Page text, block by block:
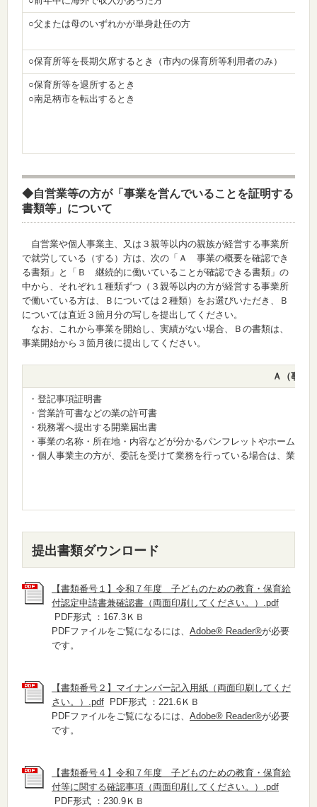
○父または母のいずれかが単身赴任の方
○保育所等を長期欠席するとき（市内の保育所等利用者のみ）
○保育所等を退所するとき
○南足柄市を転出するとき
◆自営業等の方が「事業を営んでいることを証明する
書類等」について
自営業や個人事業主、又は３親等以内の親族が経営する事業所
で就労している（する）方は、次の「Ａ 事業の概要を確認でき
る書類」と「Ｂ 継続的に働いていることが確認できる書類」の
中から、それぞれ１種類ずつ（３親等以内の方が経営する事業所
で働いている方は、Ｂについては２種類）をお選びいただき、Ｂ
については直近３箇月分の写しを提出してください。
なお、これから事業を開始し、実績がない場合、Ｂの書類は、
事業開始から３箇月後に提出してください。
Ａ（事業
・登記事項証明書
・営業許可書などの業の許可書
・税務署へ提出する開業届出書
・事業の名称・所在地・内容などが分かるパンフレットやホームペ
・個人事業主の方が、委託を受けて業務を行っている場合は、業務
提出書類ダウンロード
【書類番号１】令和７年度 子どものための教育・保育給
付認定申請書兼確認書（両面印刷してください。）.pdf
PDF形式 ：167.3ＫＢ
PDFファイルをご覧になるには、 Adobe® Reader®が必要
です。
【書類番号２】マイナンバー記入用紙（両面印刷してくだ
さい。）.pdf PDF形式 ：221.6ＫＢ
PDFファイルをご覧になるには、 Adobe® Reader®が必要
です。
【書類番号４】令和７年度 子どものための教育・保育給
付等に関する確認事項（両面印刷してください。）.pdf
PDF形式 ：230.9ＫＢ